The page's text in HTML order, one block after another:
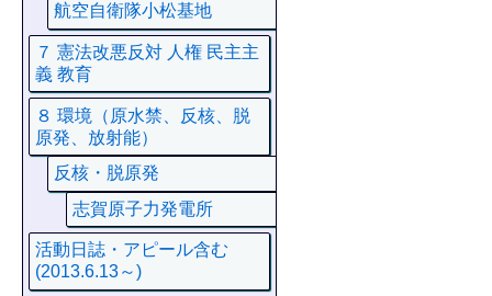
航空自衛隊小松基地
７ 憲法改悪反対 人権 民主主
義 教育
８ 環境（原水禁、反核、脱
原発、放射能）
反核・脱原発
志賀原子力発電所
活動日誌・アピール含む
(2013.6.13～)